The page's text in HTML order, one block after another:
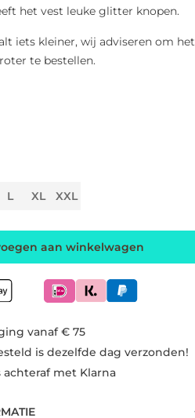
het vest leuke glitter knopen.
iets kleiner, wij adviseren om het
te bestellen.
L XL XXL
aan winkelwagen
vanaf € 75
is dezelfde dag verzonden!
achteraf met Klarna